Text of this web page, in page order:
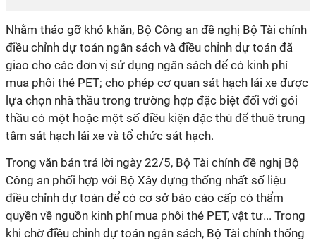
Nhằm tháo gỡ khó khăn, Bộ Công an đề nghị Bộ Tài chính
điều chỉnh dự toán ngân sách và điều chỉnh dự toán đã
giao cho các đơn vị sử dụng ngân sách để có kinh phí
mua phôi thẻ PET; cho phép cơ quan sát hạch lái xe được
lựa chọn nhà thầu trong trường hợp đặc biệt đối với gói
thầu có một hoặc một số điều kiện đặc thù để thuê trung
tâm sát hạch lái xe và tổ chức sát hạch.
Trong văn bản trả lời ngày 22/5, Bộ Tài chính đề nghị Bộ
Công an phối hợp với Bộ Xây dựng thống nhất số liệu
điều chỉnh dự toán để có cơ sở báo cáo cấp có thẩm
quyền về nguồn kinh phí mua phôi thẻ PET, vật tư... Trong
khi chờ điều chỉnh dự toán ngân sách, Bộ Tài chính thống